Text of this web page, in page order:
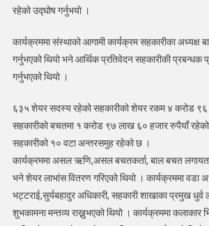
रहेको उद्घोष गर्नुभयो ।
कार्यक्रममा संस्थाको आगामी कार्यक्रम सहकारीका अध्यक्ष
गर्नुभएको थियो भने आर्थिक प्रतिवेदन सहकारीकी प्रबन्धक
गर्नुभएको थियो ।
६३५ शेयर सदस्य रहेको सहकारीको शेयर रकम ४ करोड
सहकारीको बचतमा १ करोड ९७ लाख ६० हजार रुपैयाँ
सहकारीको १० वटा अन्तरसमुह रहेको छ ।
कार्यक्रममा असल ऋणि,असल बचतकर्ता, बाल बचत
भने शेयर लाभांस वितरण गरिएको थियो । कार्यक्रममा वडा
भट्टराई,सुर्यबहादुर अधिकारी, सहकारी शाखाका प्रमुख धुर्व
शुभकामना मन्तव्य राख्नुभएको थियो । कार्यक्रममा